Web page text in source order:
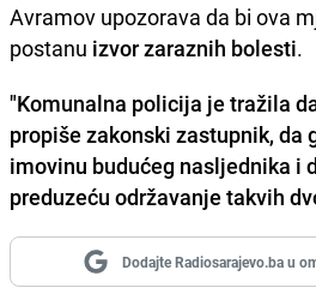
Avramov upozorava da bi ova
postanu izvor zaraznih bolesti.
"Komunalna policija je tražila
propiše zakonski zastupnik, da
imovinu budućeg nasljednika i
preduzeću održavanje takvih
Dodajte Radiosarajevo.ba u